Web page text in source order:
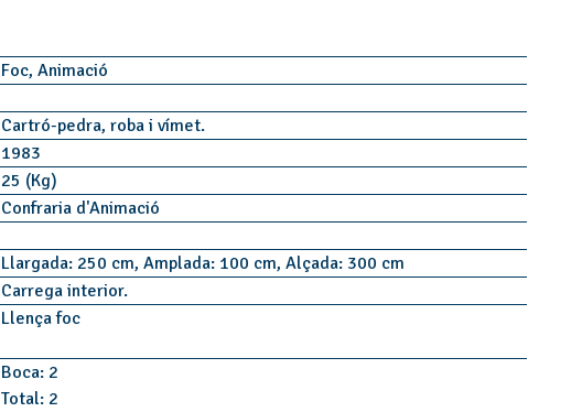
Foc, Animació
Cartró-pedra, roba i vímet.
1983
25 (Kg)
Confraria d'Animació
Llargada: 250 cm, Amplada: 100 cm, Alçada: 300 cm
Carrega interior.
Llença foc
Boca: 2
Total: 2